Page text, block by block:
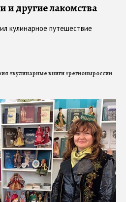
и другие лакомства
кулинарное путешествие
#кулинарные книги#регионыроссии